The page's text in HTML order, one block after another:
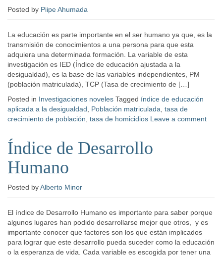
Posted by Piipe Ahumada
La educación es parte importante en el ser humano ya que, es la
transmisión de conocimientos a una persona para que esta
adquiera una determinada formación. La variable de esta
investigación es IED (Índice de educación ajustada a la
desigualdad), es la base de las variables independientes, PM
(población matriculada), TCP (Tasa de crecimiento de […]
Posted in Investigaciones noveles Tagged índice de educación
aplicada a la desigualdad
Población matriculada tasa de
crecimiento de población tasa de homicidios Leave a comment
Índice de Desarrollo
Humano
Posted byAlberto Minor
El índice de Desarrollo Humano es importante para saber porque
algunos lugares han podido desarrollarse mejor que otros, y es
importante conocer que factores son los que están implicados
para lograr que este desarrollo pueda suceder como la educación
o la esperanza de vida. Cada variable es escogida por tener una